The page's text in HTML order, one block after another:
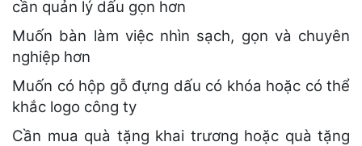
cần quản lý dấu gọn hơn
Muốn bàn làm việc nhìn sạch, gọn và chuyên
nghiệp hơn
Muốn có hộp gỗ đựng dấu có khóa hoặc có thể
khắc logo công ty
Cần mua quà tặng khai trương hoặc quà tặng